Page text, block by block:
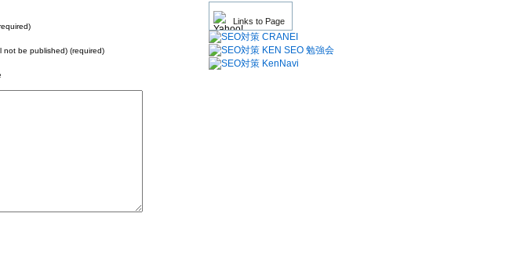
Links to Page
not be published) (required)